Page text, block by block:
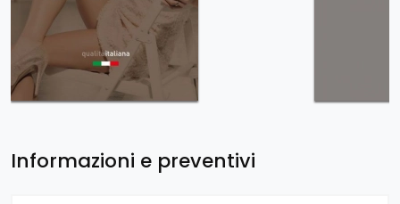
Informazioni e preventivi